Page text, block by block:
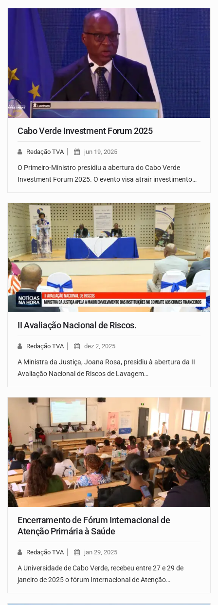
Cabo Verde Investment Forum 2025
Redação TVA jun 19, 2025
O Primeiro-Ministro presidiu a abertura do Cabo Verde
Investment Forum 2025. O evento visa atrair investimento…
II Avaliação Nacional de Riscos.
Redação TVA dez 2, 2025
A Ministra da Justiça, Joana Rosa, presidiu à abertura da II
Avaliação Nacional de Riscos de Lavagem…
Encerramento de Fórum Internacional de
Atenção Primária à Saúde
Redação TVA jan 29, 2025
A Universidade de Cabo Verde, recebeu entre 27 e 29 de
janeiro de 2025 o fórum Internacional de Atenção…